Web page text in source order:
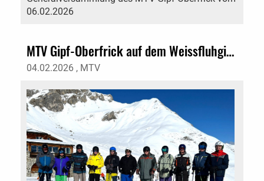
06.02.2026
MTV Gipf-Oberfrick auf dem Weissfluhgipfel
04.02.2026 , MTV